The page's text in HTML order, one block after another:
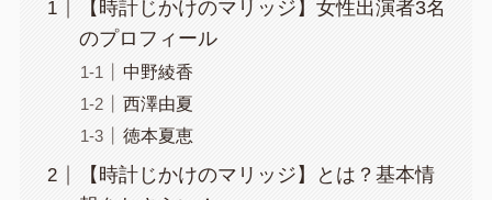
【時計じかけのマリッジ】女性出演者3名
のプロフィール
中野綾香
西澤由夏
徳本夏恵
【時計じかけのマリッジ】とは？基本情